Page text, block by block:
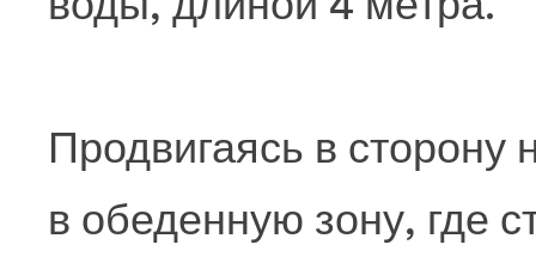
Продвигаясь в сторону
в обеденную зону, где